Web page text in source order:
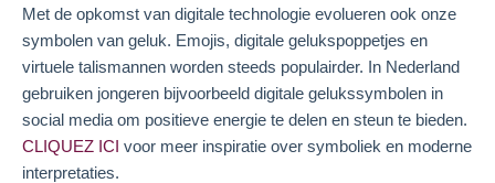
Met de opkomst van digitale technologie evolueren ook onze
symbolen van geluk. Emojis, digitale gelukspoppetjes en
virtuele talismannen worden steeds populairder. In Nederland
gebruiken jongeren bijvoorbeeld digitale gelukssymbolen in
social media om positieve energie te delen en steun te bieden.
CLIQUEZ ICI voor meer inspiratie over symboliek en moderne
interpretaties.